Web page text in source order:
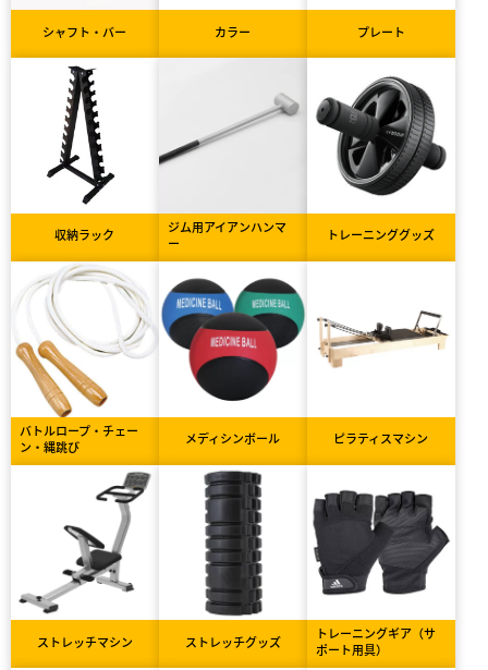
シャフト・バー カラー プレート
収納ラック
ジム用アイアンハンマ
ー
トレーニンググッズ
バトルロープ・チェー
ン・縄跳び
メディシンボール ピラティスマシン
ストレッチマシン ストレッチグッズ
トレーニングギア（サ
ポート用具）